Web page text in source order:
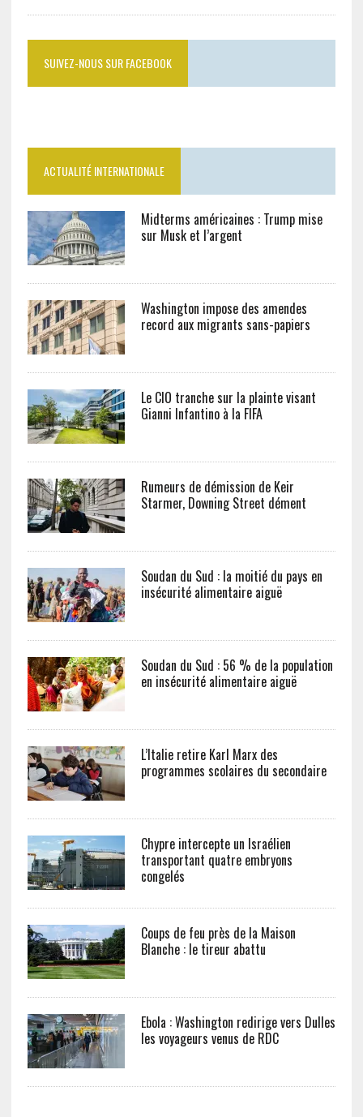
SUIVEZ-NOUS SUR FACEBOOK
ACTUALITÉ INTERNATIONALE
Midterms américaines : Trump mise
sur Musk et l’argent
Washington impose des amendes
record aux migrants sans-papiers
Le CIO tranche sur la plainte visant
Gianni Infantino à la FIFA
Rumeurs de démission de Keir
Starmer, Downing Street dément
Soudan du Sud : la moitié du pays en
insécurité alimentaire aiguë
Soudan du Sud : 56 % de la population
en insécurité alimentaire aiguë
L’Italie retire Karl Marx des
programmes scolaires du secondaire
Chypre intercepte un Israélien
transportant quatre embryons
congelés
Coups de feu près de la Maison
Blanche : le tireur abattu
Ebola : Washington redirige vers Dulles
les voyageurs venus de RDC